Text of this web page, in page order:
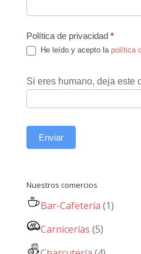
Política de privacidad *
He leído y acepto la política
Si eres humano, deja este
Enviar
Nuestros comercios
Bar-Cafetería (1)
Carnicerías (5)